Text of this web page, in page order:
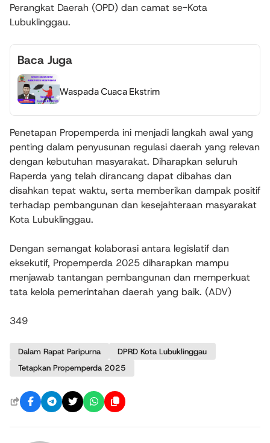
Perangkat Daerah (OPD) dan camat se-Kota
Lubuklinggau.
Baca Juga
Waspada Cuaca Ekstrim
Penetapan Propemperda ini menjadi langkah awal yang
penting dalam penyusunan regulasi daerah yang relevan
dengan kebutuhan masyarakat. Diharapkan seluruh
Raperda yang telah dirancang dapat dibahas dan
disahkan tepat waktu, serta memberikan dampak positif
terhadap pembangunan dan kesejahteraan masyarakat
Kota Lubuklinggau.
Dengan semangat kolaborasi antara legislatif dan
eksekutif, Propemperda 2025 diharapkan mampu
menjawab tantangan pembangunan dan memperkuat
tata kelola pemerintahan daerah yang baik. (ADV)
349
Dalam Rapat Paripurna
DPRD Kota Lubuklinggau
Tetapkan Propemperda 2025